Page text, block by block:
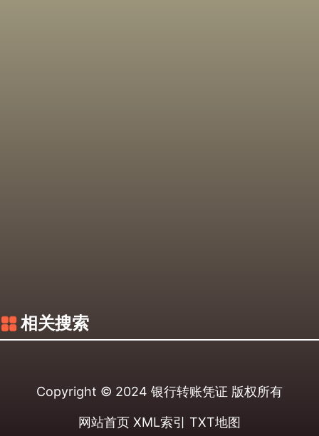
相关搜索
Copyright © 2024 银行转账凭证 版权所有
网站首页 XML索引 TXT地图